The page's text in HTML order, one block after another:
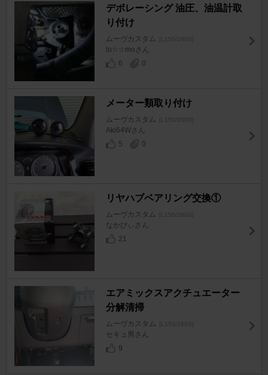
デポレーシング 油圧、油温計取
り付け
ムーヴカスタム [L150/160S]
to☆☆moさん
6
0
メーター類取り付け
ムーヴカスタム [L150/160S]
Aki64Wさん
5
0
リヤハブベアリング交換①
ムーヴカスタム [L150/160S]
なかぴぃさん
21
エアミックスアクチュエーター
分解清掃
ムーヴカスタム [L150/160S]
セキュ男さん
9